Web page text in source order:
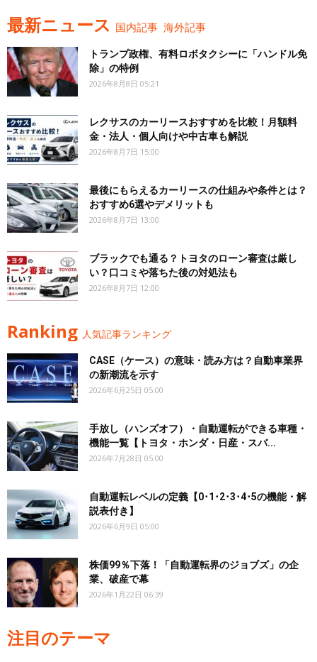
最新ニュース 国内記事 海外記事
トランプ政権、有料ロボタクシーに「ハンドル免
除」の特例
2026年8月8日 05:21
レクサスのカーリースおすすめを比較！月額料
金・法人・個人向けや中古車も解説
2026年8月7日 15:00
最後にもらえるカーリースの仕組みや条件とは？
おすすめ6選やデメリットも
2026年8月7日 13:00
ブラックでも通る？トヨタのローン審査は厳し
い？口コミや落ちた後の対処法も
2026年8月7日 12:00
Ranking 人気記事ランキング
CASE（ケース）の意味・読み方は？自動車業界
の新潮流を示す
2026年6月25日 05:00
手放し（ハンズオフ）・自動運転ができる車種・
機能一覧【トヨタ・ホンダ・日産・スバ...
2026年7月28日 05:00
自動運転レベルの定義【0･1･2･3･4･5の機能・解
説表付き】
2026年6月9日 05:00
株価99％下落！「自動運転界のジョブズ」の企
業、破産で幕
2026年1月22日 06:39
注目のテーマ